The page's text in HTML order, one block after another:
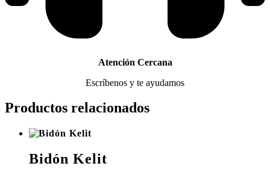
Atención Cercana
Escríbenos y te ayudamos
Productos relacionados
Bidón Kelit